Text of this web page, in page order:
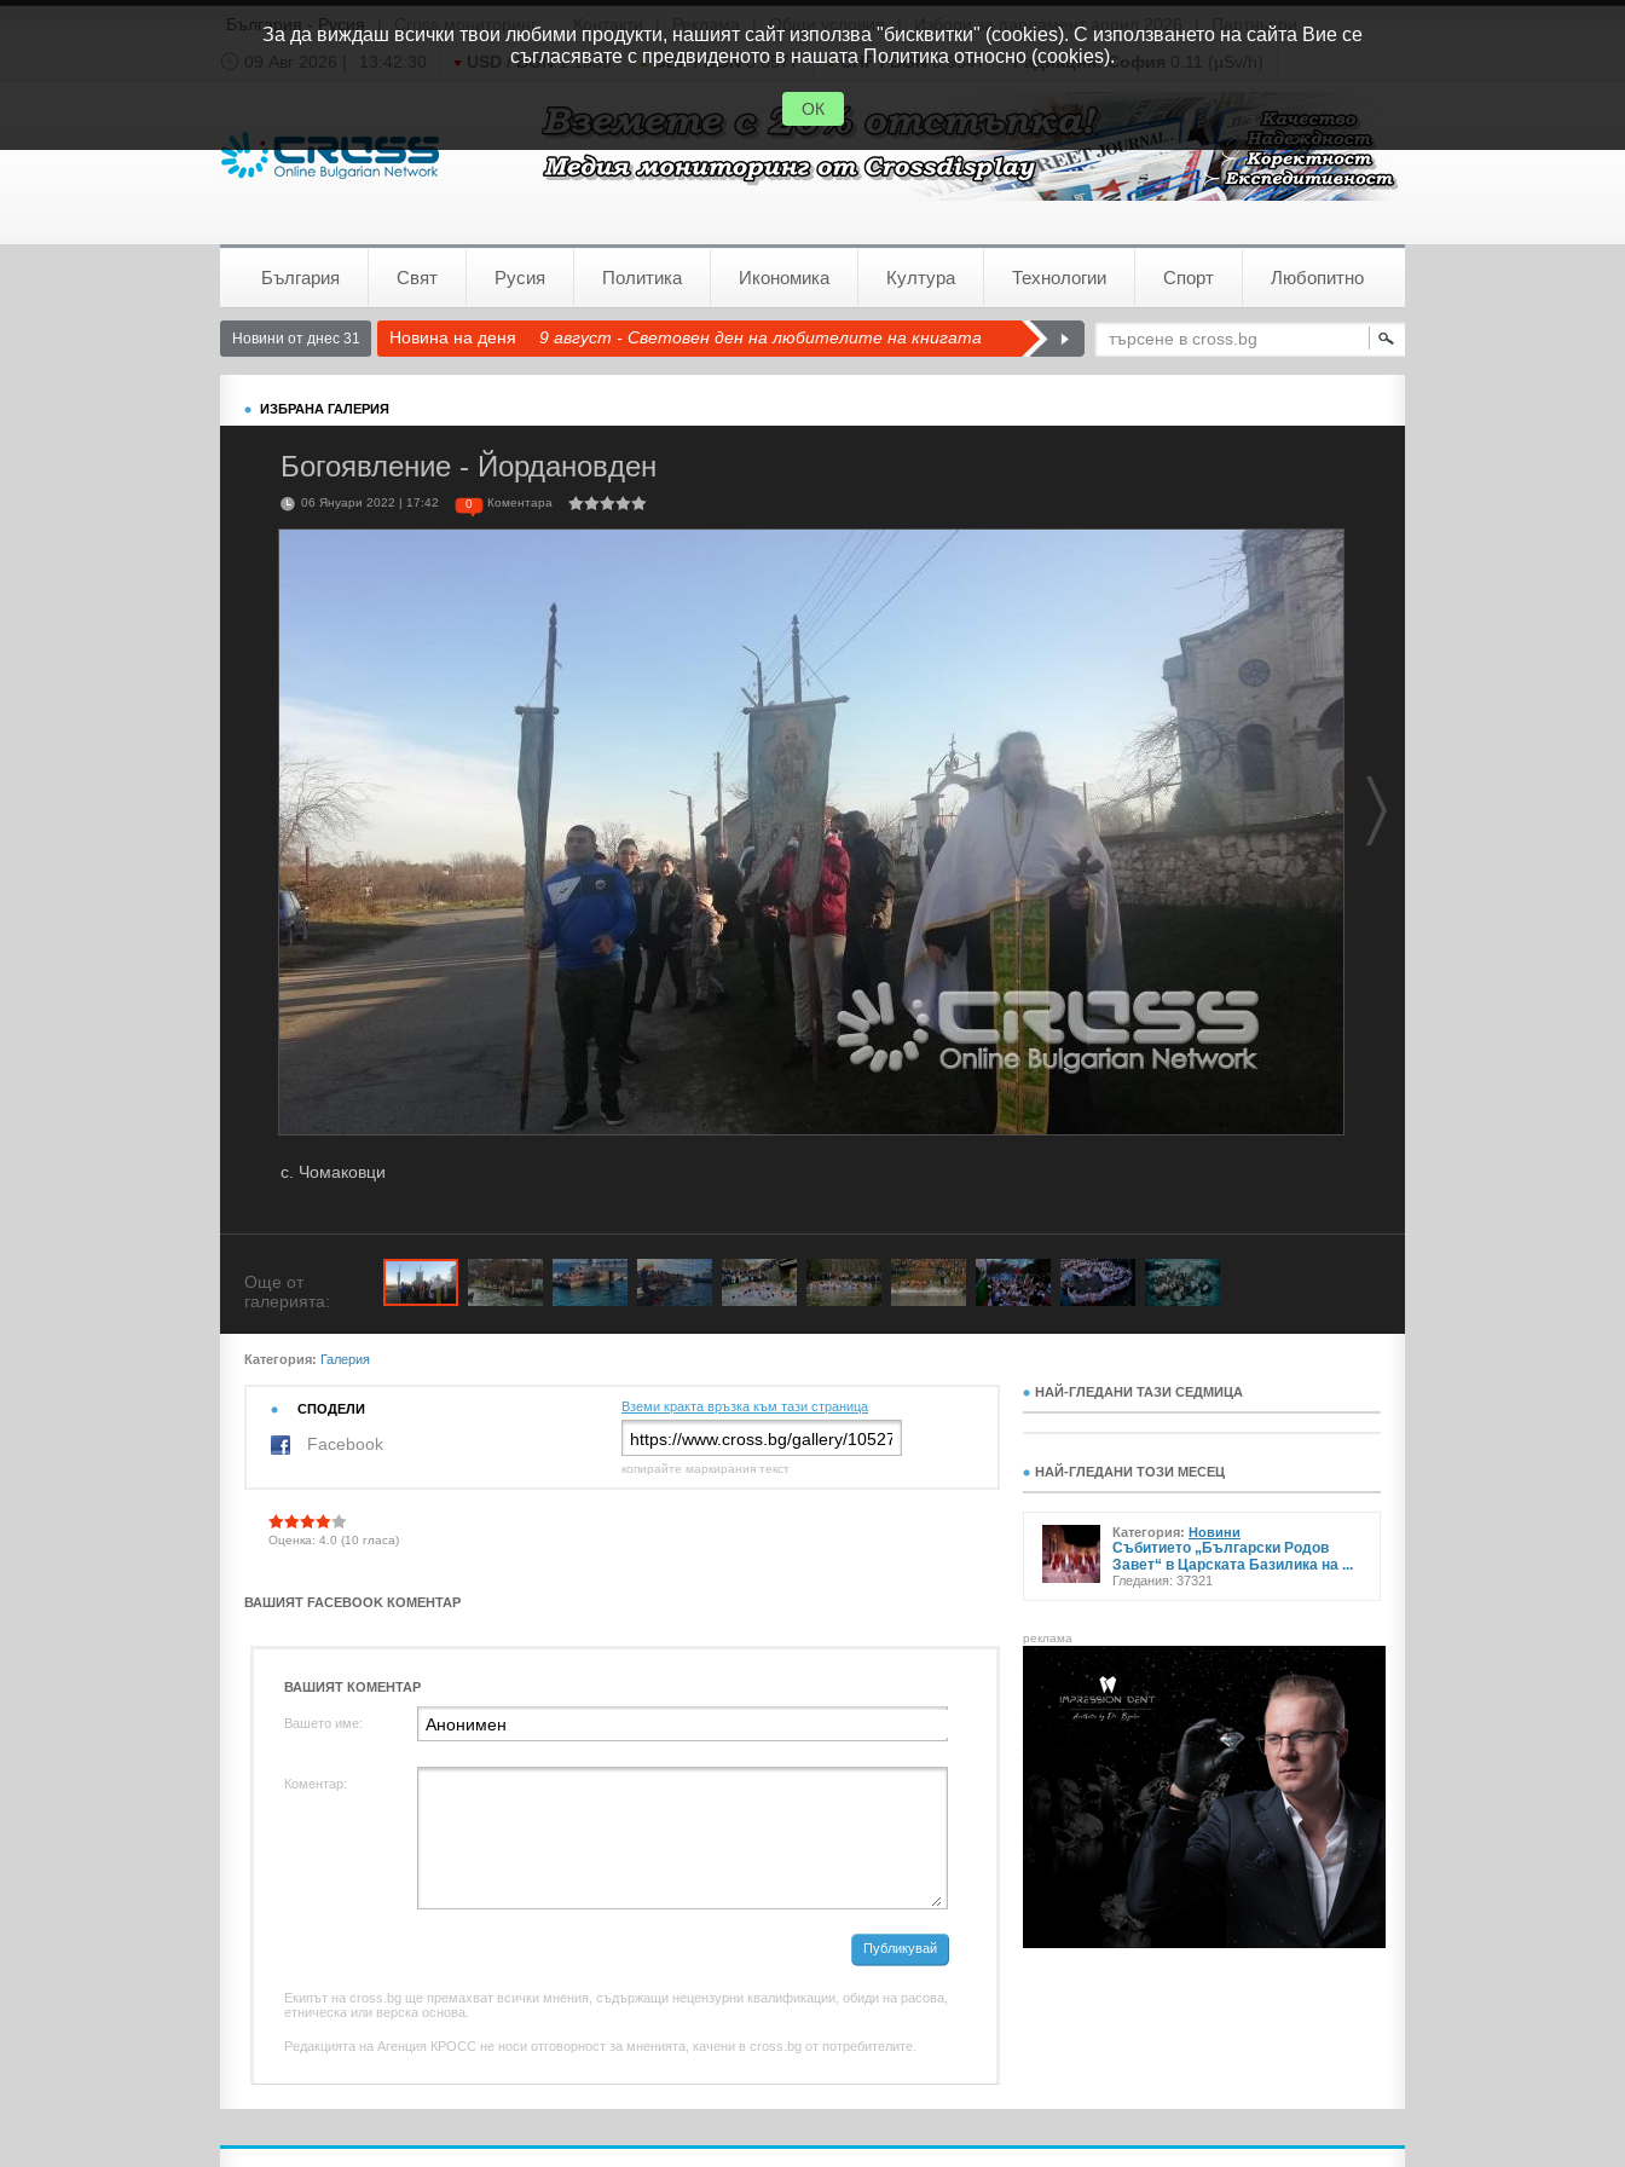
България - Русия Cross мониторинг Общи условия Избори за парламент април 2026
Партньори
09 Авг 2026 |
13:42:31 USD / BGN1.1535 GBP / BGN0.8577 CHF / BGN0.9347 Радиация:София 0.11 (µSv/h)
България Свят Русия Политика Икономика Култура Технологии Спорт Любопитно
Новини от днес 31 Новина на деня 9 август - Световен ден на любителите на книгата
ИЗБРАНА ГАЛЕРИЯ
Богоявление - Йордановден
06 Януари 2022 | 17:42 0 Коментара
с. Чомаковци
Още от
галерията:
Категория: Галерия
СПОДЕЛИ
Facebook
Вземи кракта връзка към тази страница
копирайте маркирания текст
Оценка: 4.0 (10 гласа)
ВАШИЯТ FACEBOOK КОМЕНТАР
ВАШИЯТ КОМЕНТАР
Вашето име:
Коментар:
Публикувай
Екипът на cross.bg ще премахват всички мнения, съдържащи нецензурни квалификации, обиди на расова,
етническа или верска основа.
Редакцията на Агенция КРОСС не носи отговорност за мненията, качени в cross.bg от потребителите.
НАЙ-ГЛЕДАНИ ТАЗИ СЕДМИЦА
НАЙ-ГЛЕДАНИ ТОЗИ МЕСЕЦ
Категория: Новини
Събитието „Български Родов
Завет“ в Царската Базилика на ...
Гледания: 37321
реклама
За да виждаш всички твои любими продукти, нашият сайт използва "бисквитки" (cookies). С използването на сайта Вие се
съгласявате с предвиденото в нашата Политика относно (cookies).
ОК